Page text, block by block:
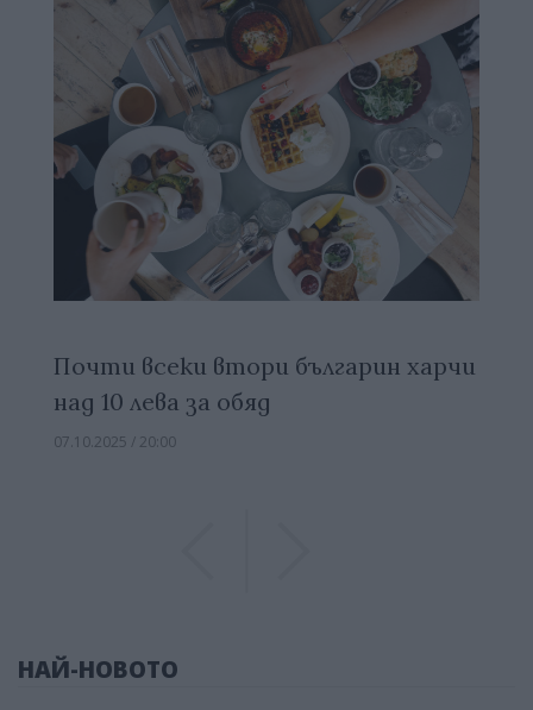
Почти всеки втори българин харчи
над 10 лева за обяд
07.10.2025 / 20:00
НАЙ-НОВОТО